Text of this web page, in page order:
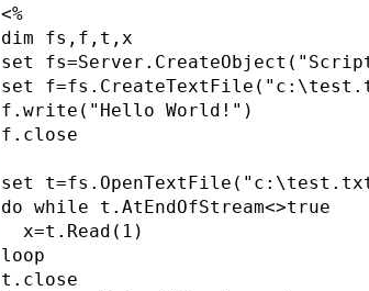
<%
dim fs,f,t,x
set
set
f.write("Hello World!")
f.close
set
do while t.AtEndOfStream<>true
x=t.Read(1)
loop
t.close